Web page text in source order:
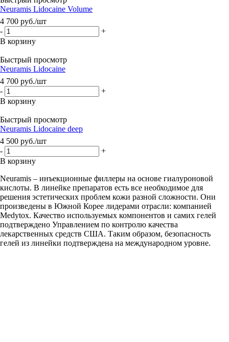
Neuramis Lidocaine Volume
4 700 руб./шт
-
+
В корзину
Быстрый просмотр
Neuramis Lidocaine
4 700 руб./шт
-
+
В корзину
Быстрый просмотр
Neuramis Lidocaine deep
4 500 руб./шт
-
+
В корзину
Neuramis – инъекционные филлеры на основе гиалуроновой
кислоты. В линейке препаратов есть все необходимое для
решения эстетических проблем кожи разной сложности. Они
произведены в Южной Корее лидерами отрасли: компанией
Medytox. Качество используемых компонентов и самих гелей
подтверждено Управлением по контролю качества
лекарственных средств США. Таким образом, безопасность
гелей из линейки подтверждена на международном уровне.